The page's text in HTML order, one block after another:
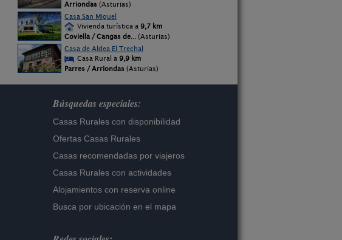
Arriondas (Asturias)
Casa San Miguel
Vivienda turística a 9,7 km
Coviella / Cangas de... (Asturias)
Casa de Aldea El Trechal
Casa Rural a 9,9 km
Parres / Arriondas (Asturias)
Búsquedas especiales:
Casas Rurales con disponibilidad
Ofertas Casas Rurales
Casas recomendadas por viajeros
Casas Rurales con actividades
Alojamientos con reserva online
Busca por ubicación en el mapa